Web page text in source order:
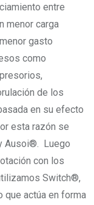
entre
menor carga
gasto
como
de los
en su efecto
esta razón se
Ausoi®. Luego
con los
Switch®,
que actúa en forma